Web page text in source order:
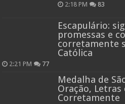
2:18 PM 83
Escapulário:
promessas e
corretamente
Católica
2:21 PM 77
Medalha de
Oração, Letras
Corretamente